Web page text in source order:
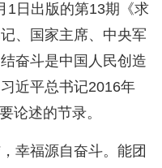
1日出版的第13期《求
、国家主席、中央军
奋斗是中国人民创造
近平总书记2016年
论述的节录。
幸福源自奋斗。能团